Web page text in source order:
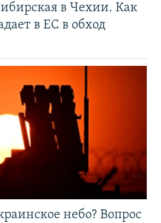
в Чехии. Как
в ЕС в обход
небо? Вопрос